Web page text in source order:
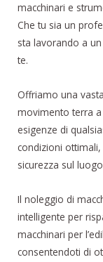
macchinari e
Che tu sia un
sta lavorando a
te.
Offriamo una
movimento terra
esigenze di
condizioni
sicurezza sul
Il noleggio di
intelligente per
macchinari per
consentendoti di